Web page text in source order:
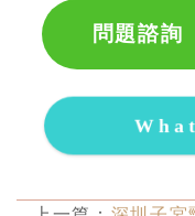
問題諮詢